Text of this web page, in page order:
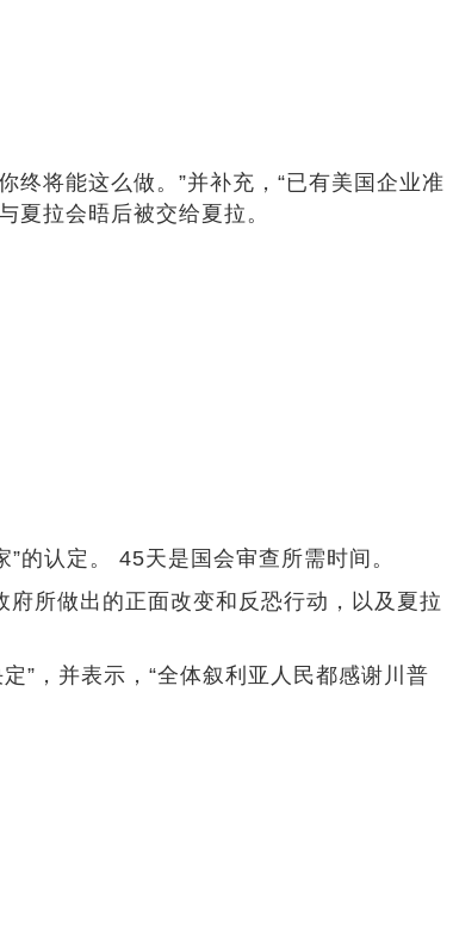
终将能这么做。”并补充，“已有美国企业准
夏拉会晤后被交给夏拉。
的认定。 45天是国会审查所需时间。
所做出的正面改变和反恐行动，以及夏拉
”，并表示，“全体叙利亚人民都感谢川普